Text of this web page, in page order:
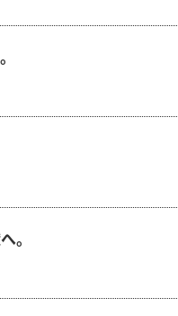
。